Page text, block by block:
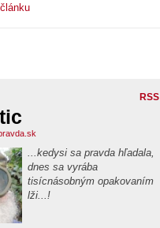
RSS
...kedysi sa pravda hľadala,
dnes sa vyrába
tisícnásobným opakovaním
lži...!